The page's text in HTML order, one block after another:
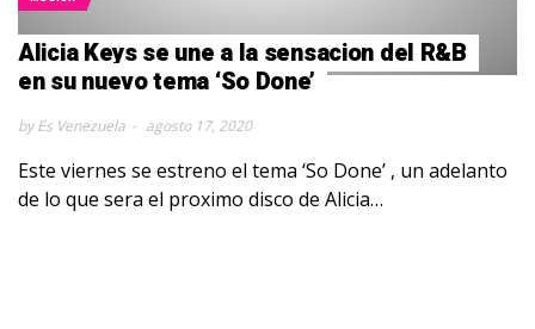
Alicia Keys se une a la sensacion del R&B
en su nuevo tema ‘So Done’
by Es Venezuela agosto 17, 2020
Este viernes se estreno el tema ‘So Done’ , un adelanto
de lo que sera el proximo disco de Alicia…